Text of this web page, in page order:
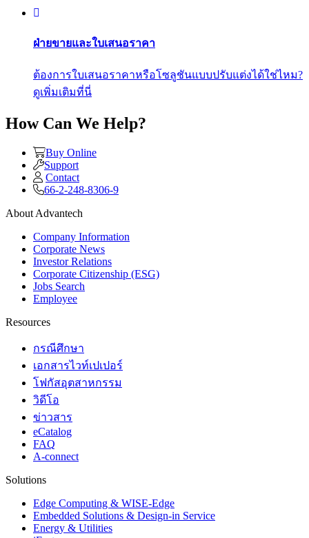
ฝ่ายขายและใบเสนอราคา
ต้องการใบเสนอราคาหรือโซลูชันแบบปรับแต่งได้ใช่ไหม?
ดูเพิ่มเติมที่นี่
How Can We Help?
Buy Online
Support
Contact
66-2-248-8306-9
About Advantech
Company Information
Corporate News
Investor Relations
Corporate Citizenship (ESG)
Jobs Search
Employee
Resources
กรณีศึกษา
เอกสารไวท์เปเปอร์
โฟกัสอุตสาหกรรม
วิดีโอ
ข่าวสาร
eCatalog
FAQ
A-connect
Solutions
Edge Computing & WISE-Edge
Embedded Solutions & Design-in Service
Energy & Utilities